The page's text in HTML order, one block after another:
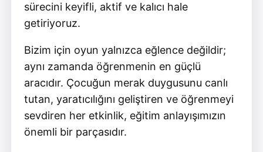
sürecini keyifli, aktif ve kalıcı hale
getiriyoruz.
Bizim için oyun yalnızca eğlence değildir;
aynı zamanda öğrenmenin en güçlü
aracıdır. Çocuğun merak duygusunu canlı
tutan, yaratıcılığını geliştiren ve öğrenmeyi
sevdiren her etkinlik, eğitim anlayışımızın
önemli bir parçasıdır.